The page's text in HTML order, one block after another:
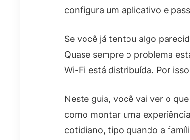
configura um aplicativo e
Se você já tentou algo
Quase sempre o problema
Wi-Fi está distribuída. Por
Neste guia, você vai ver o
como montar uma
cotidiano, tipo quando a